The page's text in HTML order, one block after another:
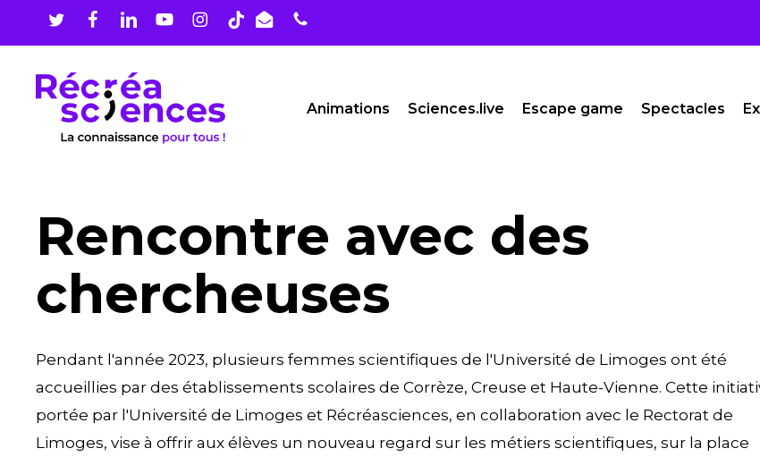
content
Animations Sciences.live Escape game Spectacles
Rencontre avec des
chercheuses
Pendant l'année 2023, plusieurs femmes scientifiques de l'Université de Limoges ont été
accueillies par des établissements scolaires de Corrèze, Creuse et Haute-Vienne. Cette
portée par l'Université de Limoges et Récréasciences, en collaboration avec le Rectorat de
Limoges, vise à offrir aux élèves un nouveau regard sur les métiers scientifiques, sur la place